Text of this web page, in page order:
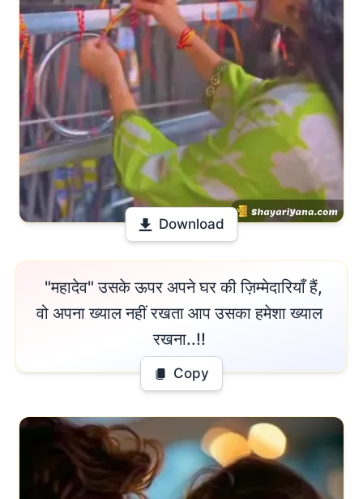
Download
वो अपना ख्याल नहीं रखता आप उसका हमेशा ख्याल
रखना..!!
Copy